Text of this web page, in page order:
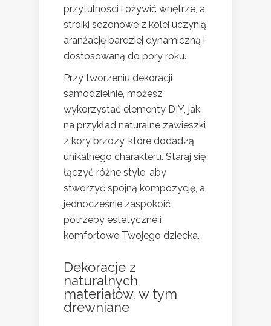
przytulności i ożywić wnętrze, a
stroiki sezonowe z kolei uczynią
aranżację bardziej dynamiczną i
dostosowaną do pory roku.
Przy tworzeniu dekoracji
samodzielnie, możesz
wykorzystać elementy DIY, jak
na przykład naturalne zawieszki
z kory brzozy, które dodadzą
unikalnego charakteru. Staraj się
łączyć różne style, aby
stworzyć spójną kompozycję, a
jednocześnie zaspokoić
potrzeby estetyczne i
komfortowe Twojego dziecka.
Dekoracje z
naturalnych
materiałów, w tym
drewniane